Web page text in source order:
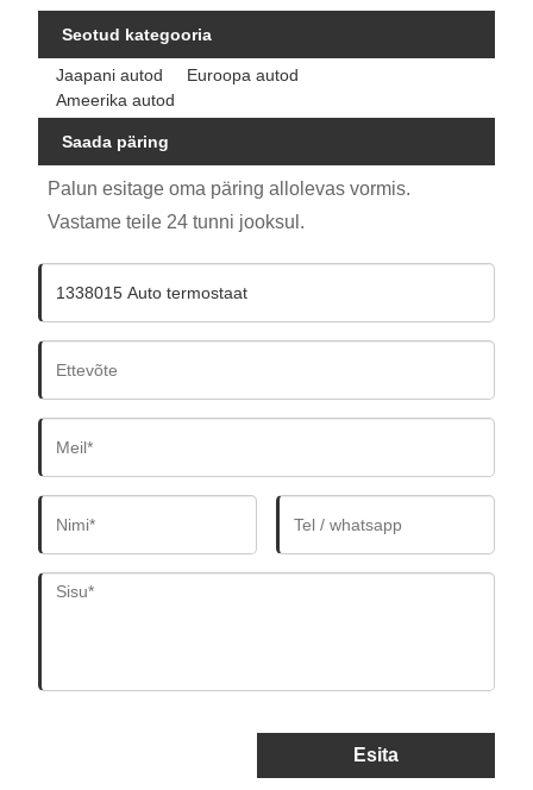
Seotud kategooria
Jaapani autod
Euroopa autod
Ameerika autod
Saada päring
Palun esitage oma päring allolevas vormis.
Vastame teile 24 tunni jooksul.
Esita